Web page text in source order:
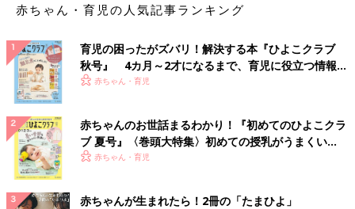
赤ちゃん・育児の人気記事ランキング
育児の困ったがズバリ！解決する本『ひよこクラブ
秋号』 4カ月～2才になるまで、育児に役立つ情報が
いっぱい！
赤ちゃん・育児
赤ちゃんのお世話まるわかり！『初めてのひよこクラ
ブ 夏号』〈巻頭大特集〉初めての授乳がうまくい
く！ おっぱい・ミルクの基本と夏のトラブル 解決テ
赤ちゃん・育児
赤ちゃんが生まれたら！2冊の「たまひよ」